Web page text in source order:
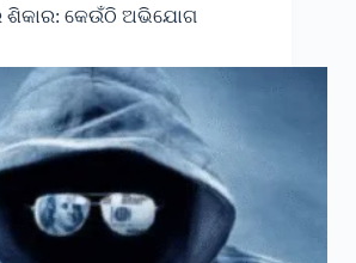
ଶିକାର: କେଉଁଠି ଅଭିଯୋଗ